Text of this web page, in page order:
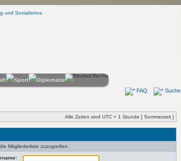
FAQ Suche
Alle Zeiten sind UTC + 1 Stunde [ Sommerzeit ]
Mitgliederliste zuzugreifen.